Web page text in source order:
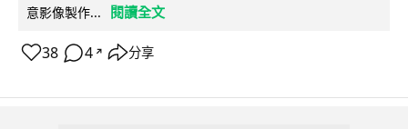
意影像製作...
閱讀全文
38 4 ↗ 分享